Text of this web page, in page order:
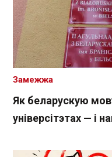
Як беларускую
універсітэтах — і
Замежжа